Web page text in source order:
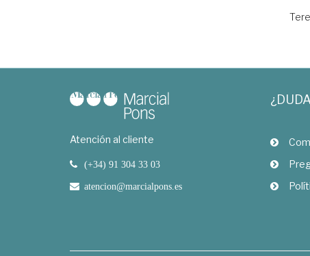
Atención al cliente
(+34) 91 304 33 03
atencion@marcialpons.es